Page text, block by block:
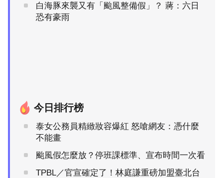
白海豚來襲又有「颱風整備假」？ 蔣：六日
恐有豪雨
今日排行榜
泰女公務員精緻妝容爆紅 怒嗆網友：憑什麼
不能畫
颱風假怎麼放？停班課標準、宣布時間一次看
TPBL／官宣確定了！林庭謙重磅加盟臺北台